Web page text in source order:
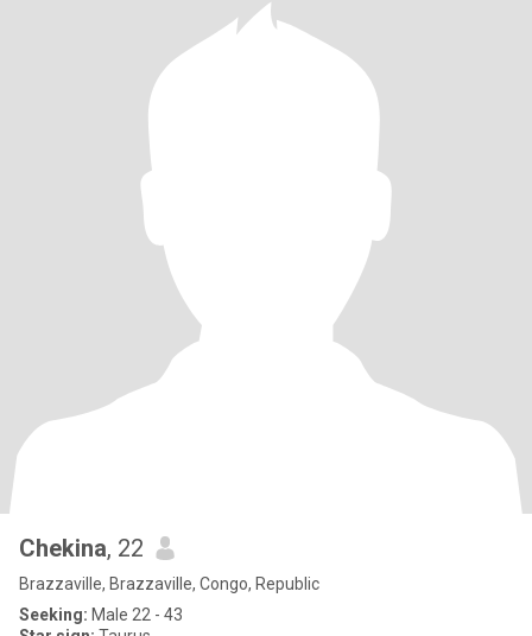
Chekina, 22
Brazzaville, Brazzaville, Congo, Republic
Seeking: Male 22 - 43